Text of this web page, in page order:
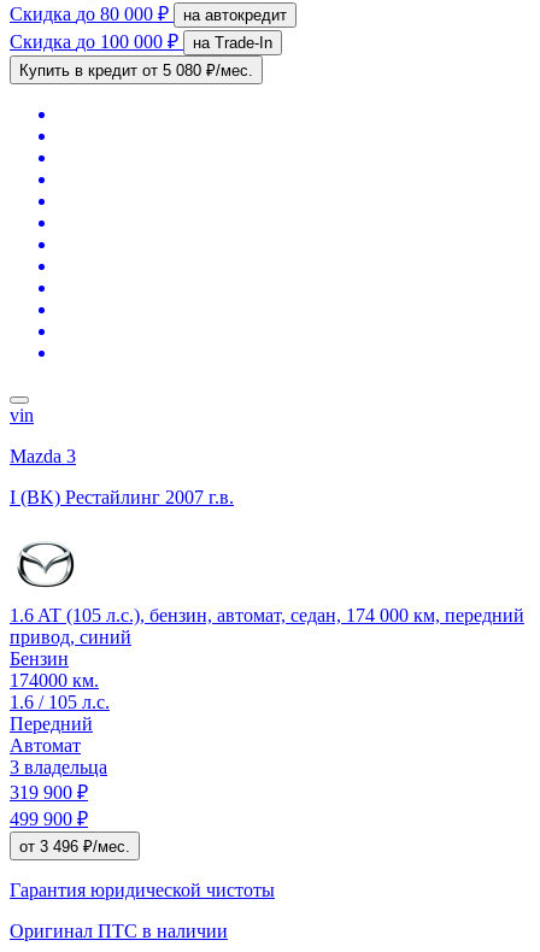
Скидка до 80 000 ₽ на автокредит
Скидка до 100 000 ₽
на Trade-In
Купить в кредит от 5 080 ₽/мес.
vin
Mazda 3
I (BK) Рестайлинг 2007 г.в.
1.6 AT (105 л.с.), бензин, автомат, седан, 174 000 км, передний
привод, синий
Бензин
174000 км.
1.6 / 105 л.с.
Передний
Автомат
3 владельца
319 900 ₽
499 900 ₽
от 3 496 ₽/мес.
Гарантия юридической чистоты
Оригинал ПТС в наличии